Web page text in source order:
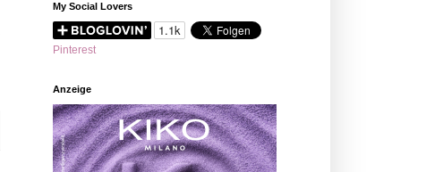
My Social Lovers
Pinterest
Anzeige